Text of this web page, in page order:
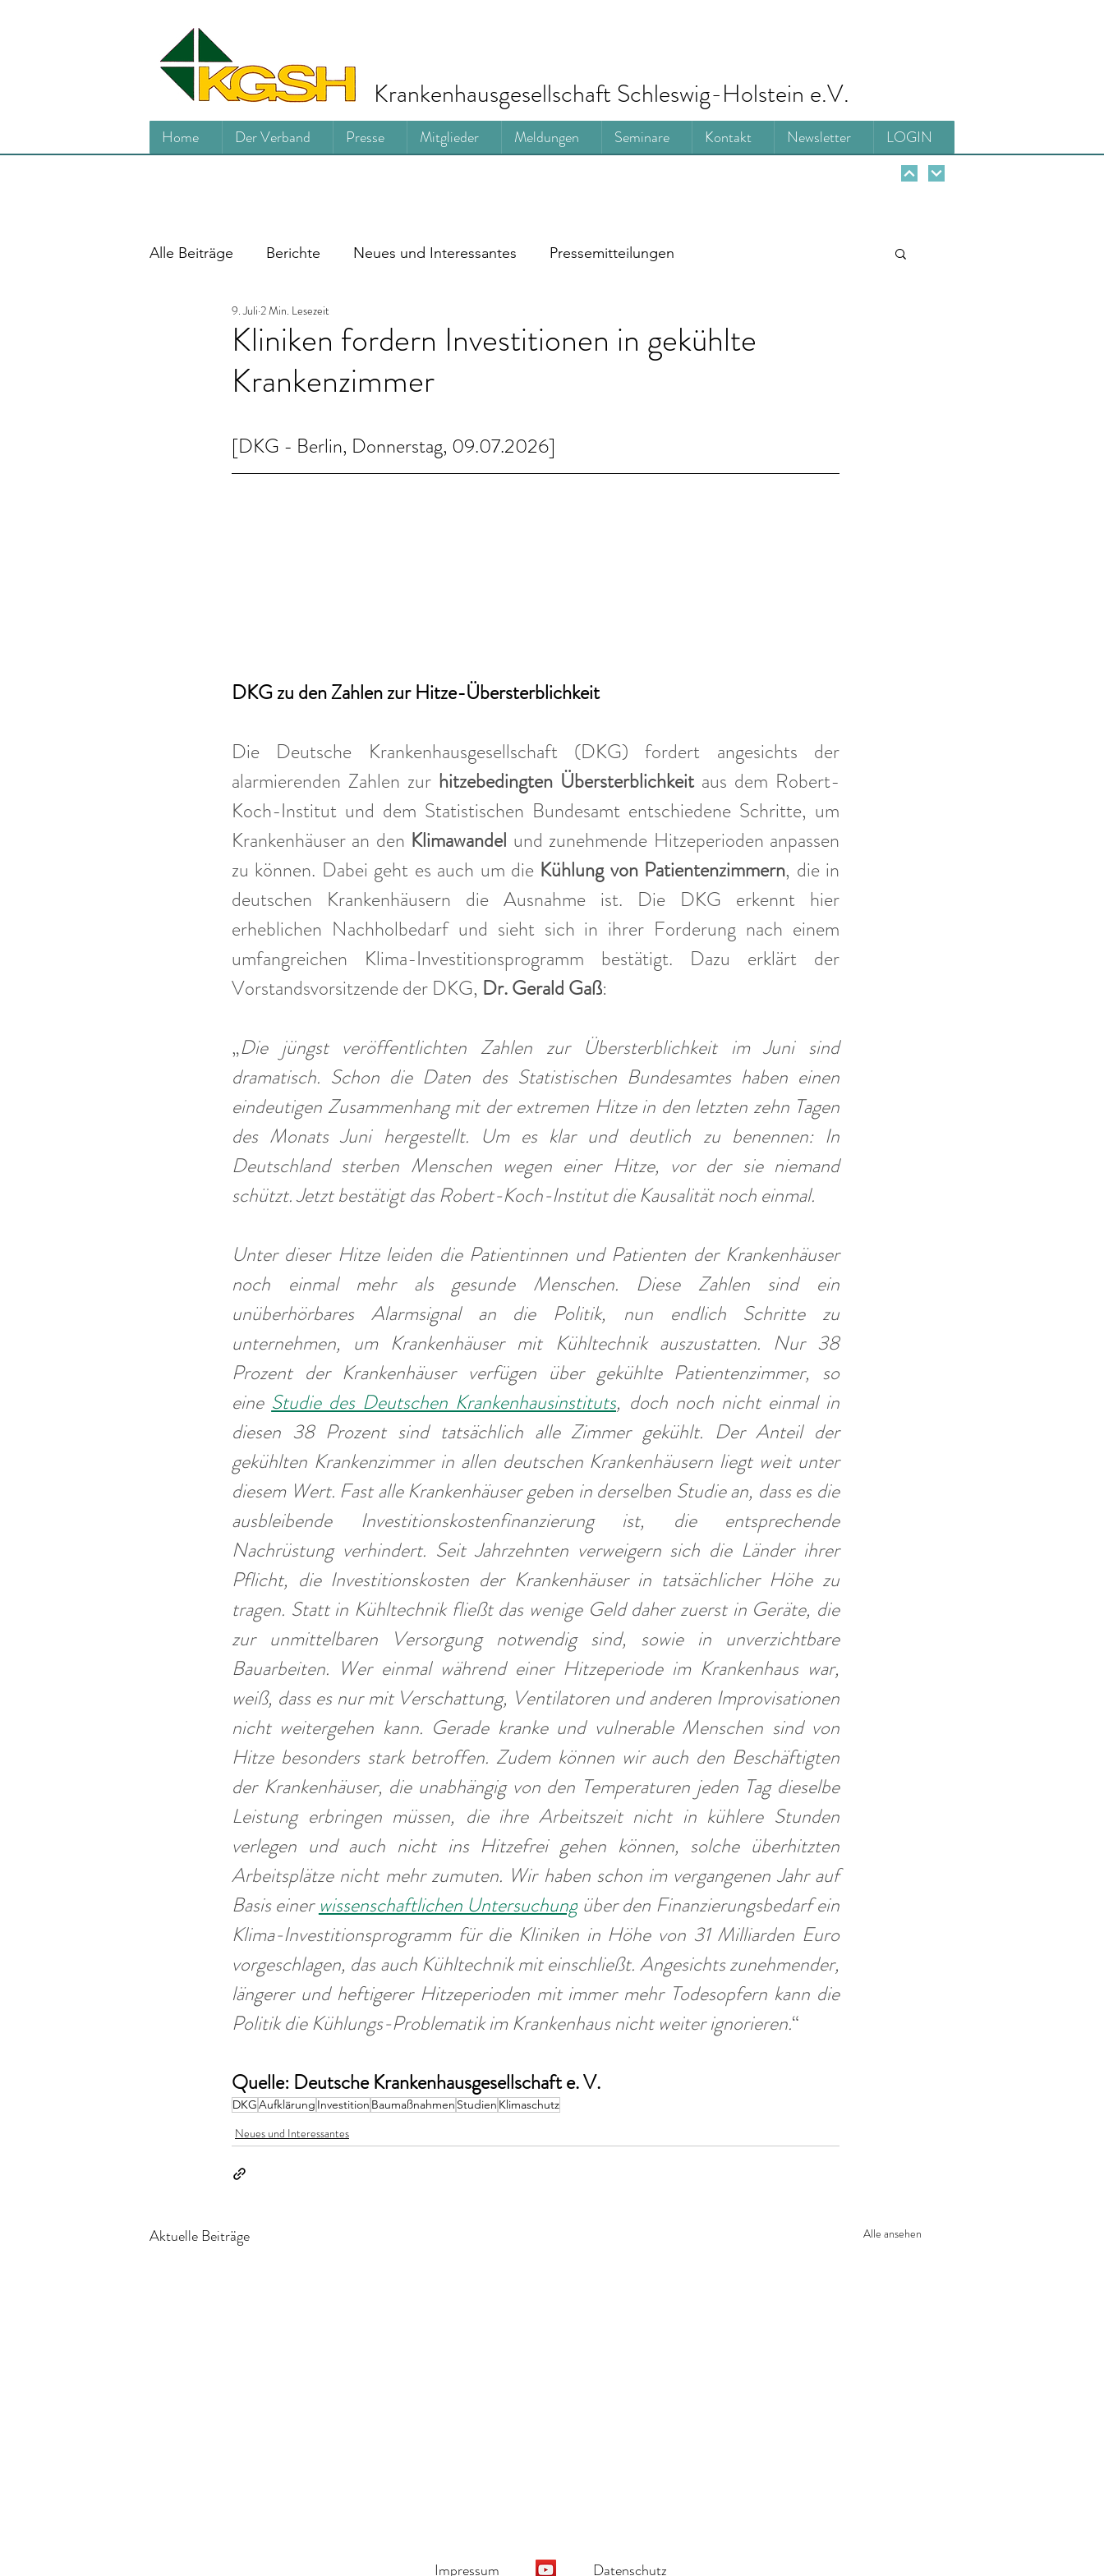
Home Der Verband Presse Mitglieder Meldungen Seminare Kontakt Newsletter LOGIN
Krankenhausgesellschaft Schleswig-Holstein e.V.
Alle Beiträge Berichte Neues und Interessantes Pressemitteilungen
Kliniken fordern Investitionen in gekühlte
Krankenzimmer
9. Juli 2 Min. Lesezeit
[DKG - Berlin, Donnerstag, 09.07.2026]
DKG zu den Zahlen zur Hitze-Übersterblichkeit
Die Deutsche Krankenhausgesellschaft (DKG) fordert angesichts der
alarmierenden Zahlen zur hitzebedingten Übersterblichkeit aus dem Robert-
Koch-Institut und dem Statistischen Bundesamt entschiedene Schritte, um
Krankenhäuser an den Klimawandel und zunehmende Hitzeperioden anpassen
zu können. Dabei geht es auch um die Kühlung von Patientenzimmern, die in
deutschen Krankenhäusern die Ausnahme ist. Die DKG erkennt hier
erheblichen Nachholbedarf und sieht sich in ihrer Forderung nach einem
umfangreichen Klima-Investitionsprogramm bestätigt. Dazu erklärt der
Vorstandsvorsitzende der DKG, Dr. Gerald Gaß:
„Die jüngst veröffentlichten Zahlen zur Übersterblichkeit im Juni sind
dramatisch. Schon die Daten des Statistischen Bundesamtes haben einen
eindeutigen Zusammenhang mit der extremen Hitze in den letzten zehn Tagen
des Monats Juni hergestellt. Um es klar und deutlich zu benennen: In
Deutschland sterben Menschen wegen einer Hitze, vor der sie niemand
schützt. Jetzt bestätigt das Robert-Koch-Institut die Kausalität noch einmal.
Unter dieser Hitze leiden die Patientinnen und Patienten der Krankenhäuser
noch einmal mehr als gesunde Menschen. Diese Zahlen sind ein
unüberhörbares Alarmsignal an die Politik, nun endlich Schritte zu
unternehmen, um Krankenhäuser mit Kühltechnik auszustatten. Nur 38
Prozent der Krankenhäuser verfügen über gekühlte Patientenzimmer, so
eine Studie des Deutschen Krankenhausinstituts, doch noch nicht einmal in
diesen 38 Prozent sind tatsächlich alle Zimmer gekühlt. Der Anteil der
gekühlten Krankenzimmer in allen deutschen Krankenhäusern liegt weit unter
diesem Wert. Fast alle Krankenhäuser geben in derselben Studie an, dass es die
ausbleibende Investitionskostenfinanzierung ist, die entsprechende
Nachrüstung verhindert. Seit Jahrzehnten verweigern sich die Länder ihrer
Pflicht, die Investitionskosten der Krankenhäuser in tatsächlicher Höhe zu
tragen. Statt in Kühltechnik fließt das wenige Geld daher zuerst in Geräte, die
zur unmittelbaren Versorgung notwendig sind, sowie in unverzichtbare
Bauarbeiten. Wer einmal während einer Hitzeperiode im Krankenhaus war,
weiß, dass es nur mit Verschattung, Ventilatoren und anderen Improvisationen
nicht weitergehen kann. Gerade kranke und vulnerable Menschen sind von
Hitze besonders stark betroffen. Zudem können wir auch den Beschäftigten
der Krankenhäuser, die unabhängig von den Temperaturen jeden Tag dieselbe
Leistung erbringen müssen, die ihre Arbeitszeit nicht in kühlere Stunden
verlegen und auch nicht ins Hitzefrei gehen können, solche überhitzten
Arbeitsplätze nicht mehr zumuten. Wir haben schon im vergangenen Jahr auf
Basis einer wissenschaftlichen Untersuchung über den Finanzierungsbedarf ein
Klima-Investitionsprogramm für die Kliniken in Höhe von 31 Milliarden Euro
vorgeschlagen, das auch Kühltechnik mit einschließt. Angesichts zunehmender,
längerer und heftigerer Hitzeperioden mit immer mehr Todesopfern kann die
Politik die Kühlungs-Problematik im Krankenhaus nicht weiter ignorieren.“
Quelle: Deutsche Krankenhausgesellschaft e. V.
DKGAufklärung Investition Baumaßnahmen Studien Klimaschutz
Neues und Interessantes
Aktuelle Beiträge Alle ansehen
Impressum Datenschutz